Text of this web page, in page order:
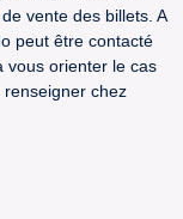
vente des billets. A
peut être contacté
vous orienter le cas
chez